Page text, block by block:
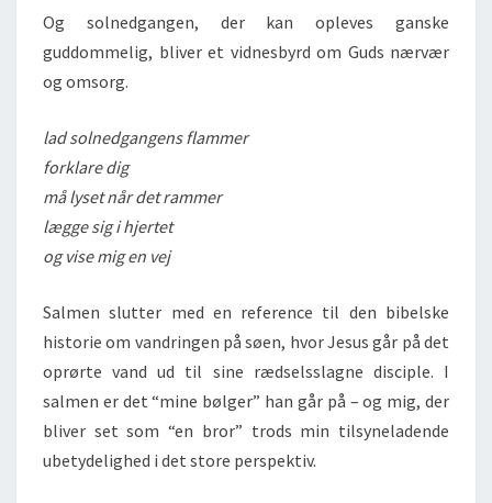
Og solnedgangen, der kan opleves ganske
guddommelig, bliver et vidnesbyrd om Guds nærvær
og omsorg.
lad solnedgangens flammer
forklare dig
må lyset når det rammer
lægge sig i hjertet
og vise mig en vej
Salmen slutter med en reference til den bibelske
historie om vandringen på søen, hvor Jesus går på det
oprørte vand ud til sine rædselsslagne disciple. I
salmen er det “mine bølger” han går på – og mig, der
bliver set som “en bror” trods min tilsyneladende
ubetydelighed i det store perspektiv.